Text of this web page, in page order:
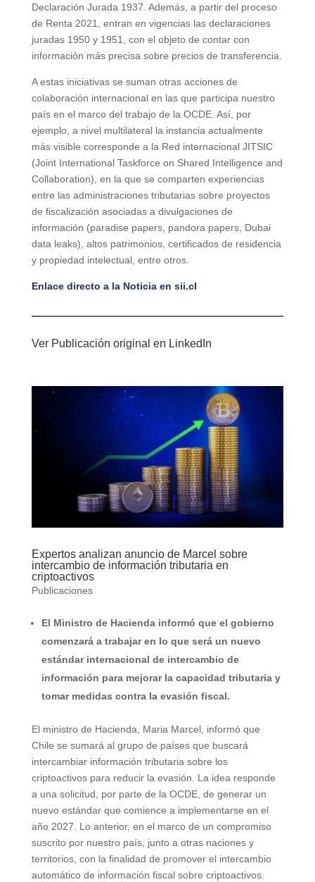
Declaración Jurada 1937. Además, a partir del proceso
de Renta 2021, entran en vigencias las declaraciones
juradas 1950 y 1951, con el objeto de contar con
información más precisa sobre precios de transferencia.
A estas iniciativas se suman otras acciones de
colaboración internacional en las que participa nuestro
país en el marco del trabajo de la OCDE. Así, por
ejemplo, a nivel multilateral la instancia actualmente
más visible corresponde a la Red internacional JITSIC
(Joint International Taskforce on Shared Intelligence and
Collaboration), en la que se comparten experiencias
entre las administraciones tributarias sobre proyectos
de fiscalización asociadas a divulgaciones de
información (paradise papers, pandora papers, Dubai
data leaks), altos patrimonios, certificados de residencia
y propiedad intelectual, entre otros.
Enlace directo a la Noticia en sii.cl
Ver Publicación original en LinkedIn
Expertos analizan anuncio de Marcel sobre
intercambio de información tributaria en
criptoactivos
Publicaciones
El Ministro de Hacienda informó que el gobierno
comenzará a trabajar en lo que será un nuevo
estándar internacional de intercambio de
información para mejorar la capacidad tributaria y
tomar medidas contra la evasión fiscal.
El ministro de Hacienda, Maria Marcel, informó que
Chile se sumará al grupo de países que buscará
intercambiar información tributaria sobre los
criptoactivos para reducir la evasión. La idea responde
a una solicitud, por parte de la OCDE, de generar un
nuevo estándar que comience a implementarse en el
año 2027. Lo anterior, en el marco de un compromiso
suscrito por nuestro país, junto a otras naciones y
territorios, con la finalidad de promover el intercambio
automático de información fiscal sobre criptoactivos.